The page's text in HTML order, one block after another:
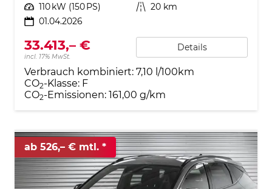
Leistung 110 kW (150 PS) Kilometerstand 20 km
01.04.2026
33.413,– €
incl. 17% MwSt.
Details
Verbrauch kombiniert: 7,10 l/100km
CO2-Klasse: F
CO2-Emissionen: 161,00 g/km
ab 526,– € mtl.